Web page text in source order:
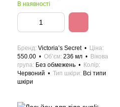
В наявності
Бренд Victoria’s Secret
Ціна
550.00
Об’єм 236 мл
Вікова
група Без обмежень
Колір
Червоний
Тип шкіри
Всі типи
шкіри